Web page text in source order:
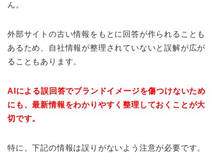
ん。
外部サイトの古い情報をもとに回答が作られることも
あるため、自社情報が整理されていないと誤解が広が
ることもあります。
AIによる誤回答でブランドイメージを傷つけないため
にも、最新情報をわかりやすく整理しておくことが大
切です。
特に、下記の情報は誤りがないよう注意が必要です。